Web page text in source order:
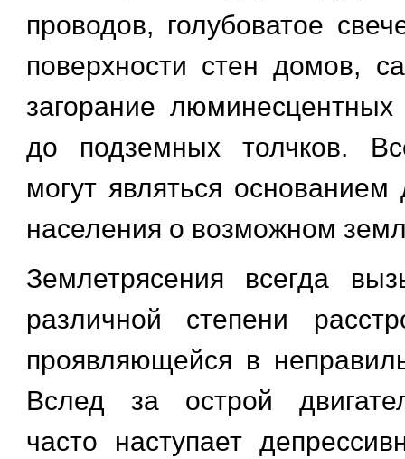
проводов, голубоватое
поверхности стен домов,
загорание
до подземных толчков.
могут являться
населения о возможном
Землетрясения всегда
различной степени
проявляющейся в
Вслед за острой
часто наступает